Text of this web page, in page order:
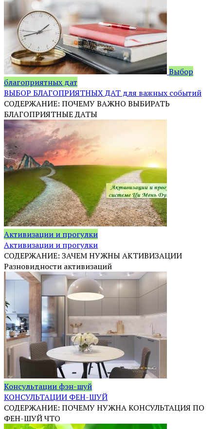
Выбор
благоприятных дат
ВЫБОР БЛАГОПРИЯТНЫХ ДАТ для важных событий
СОДЕРЖАНИЕ: ПОЧЕМУ ВАЖНО ВЫБИРАТЬ
БЛАГОПРИЯТНЫЕ ДАТЫ
Активизации и прогулки
Активизации и прогулки
СОДЕРЖАНИЕ: ЗАЧЕМ НУЖНЫ АКТИВИЗАЦИИ
Разновидности активизаций
Консультации фэн-шуй
КОНСУЛЬТАЦИИ ФЕН-ШУЙ
СОДЕРЖАНИЕ: ПОЧЕМУ НУЖНА КОНСУЛЬТАЦИЯ ПО
ФЕН-ШУЙ ЧТО